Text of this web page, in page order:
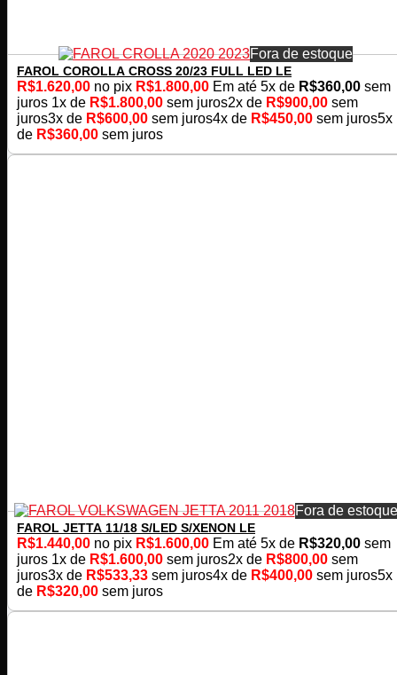
Fora de estoque
FAROL COROLLA CROSS 20/23 FULL LED LE
R$1.620,00 no pix R$1.800,00 Em até 5x de R$360,00 sem
juros 1x de R$1.800,00 sem juros2x de R$900,00 sem
juros3x de R$600,00 sem juros4x de R$450,00 sem juros5x
de R$360,00 sem juros
Fora de estoque
FAROL JETTA 11/18 S/LED S/XENON LE
R$1.440,00 no pix R$1.600,00 Em até 5x de R$320,00 sem
juros 1x de R$1.600,00 sem juros2x de R$800,00 sem
juros3x de R$533,33 sem juros4x de R$400,00 sem juros5x
de R$320,00 sem juros